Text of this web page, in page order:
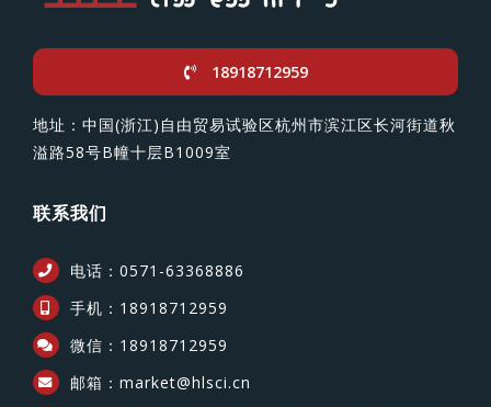
18918712959
地址：中国(浙江)自由贸易试验区杭州市滨江区长河街道秋
溢路58号B幢十层B1009室
联系我们
电话：0571-63368886
手机：18918712959
微信：18918712959
邮箱：market@hlsci.cn